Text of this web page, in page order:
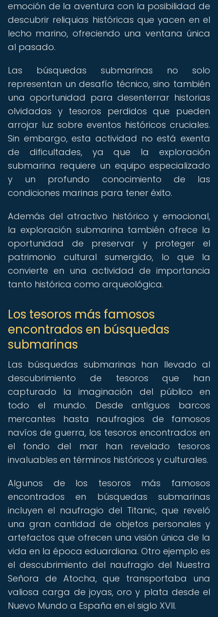
emoción de la aventura con la posibilidad de
descubrir reliquias históricas que yacen en el
lecho marino, ofreciendo una ventana única
al pasado.
Las búsquedas submarinas no solo
representan un desafío técnico, sino también
una oportunidad para desenterrar historias
olvidadas y tesoros perdidos que pueden
arrojar luz sobre eventos históricos cruciales.
Sin embargo, esta actividad no está exenta
de dificultades, ya que la exploración
submarina requiere un equipo especializado
y un profundo conocimiento de las
condiciones marinas para tener éxito.
Además del atractivo histórico y emocional,
la exploración submarina también ofrece la
oportunidad de preservar y proteger el
patrimonio cultural sumergido, lo que la
convierte en una actividad de importancia
tanto histórica como arqueológica.
Los tesoros más famosos
encontrados en búsquedas
submarinas
Las búsquedas submarinas han llevado al
descubrimiento de tesoros que han
capturado la imaginación del público en
todo el mundo. Desde antiguos barcos
mercantes hasta naufragios de famosos
navíos de guerra, los tesoros encontrados en
el fondo del mar han revelado tesoros
invaluables en términos históricos y culturales.
Algunos de los tesoros más famosos
encontrados en búsquedas submarinas
incluyen el naufragio del Titanic, que reveló
una gran cantidad de objetos personales y
artefactos que ofrecen una visión única de la
vida en la época eduardiana. Otro ejemplo es
el descubrimiento del naufragio del Nuestra
Señora de Atocha, que transportaba una
valiosa carga de joyas, oro y plata desde el
Nuevo Mundo a España en el siglo XVII.